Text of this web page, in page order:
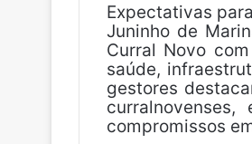
Expectativas
Juninho de
Curral Novo
saúde,
gestores
compromissos